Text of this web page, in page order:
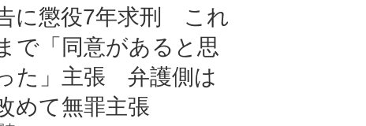
に懲役7年求刑 これ
で「同意があると思
た」主張 弁護側は
めて無罪主張